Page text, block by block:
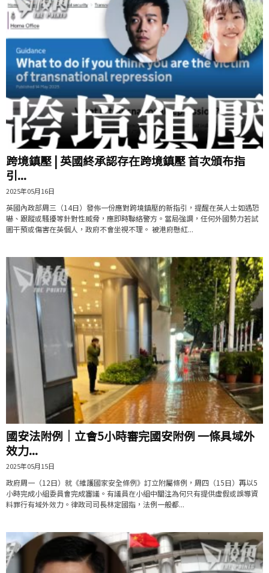
跨境鎮壓 | 英國終承認存在跨境鎮壓 首次頒布指
引...
2025年05月16日
英國內政部周三（14日）發佈一份應對跨境鎮壓的新指引，提醒在英人士如遇恐
嚇、跟蹤或騷擾等針對性威脅，應即時聯絡警方。當局強調，任何外國勢力若試
圖干預或傷害在英個人，政府不會坐視不理。 被港府懸紅...
國安法附例｜立會5小時審完國安附例 一條具域外
效力...
2025年05月15日
政府周一（12日）就《維護國家安全條例》訂立附屬條例，周四（15日）再以5
小時完成小組委員會完成審議。有議員在小組中關注為何只有提供虛假或誤導資
料罪行有域外效力。律政司司長林定國指，法例一般都...